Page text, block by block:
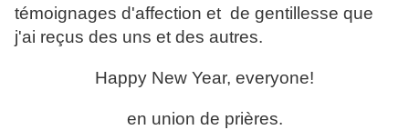
témoignages d'affection et de gentillesse que
j'ai reçus des uns et des autres.
Happy New Year, everyone!
en union de prières.